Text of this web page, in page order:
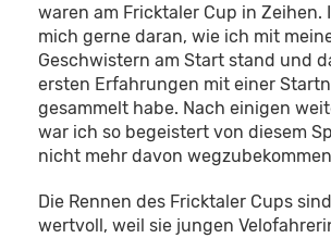
waren am Fricktaler Cup in Zeihen.
mich gerne daran, wie ich mit
Geschwistern am Start stand und
ersten Erfahrungen mit einer
gesammelt habe. Nach einigen
war ich so begeistert von diesem
nicht mehr davon
Die Rennen des Fricktaler Cups
wertvoll, weil sie jungen